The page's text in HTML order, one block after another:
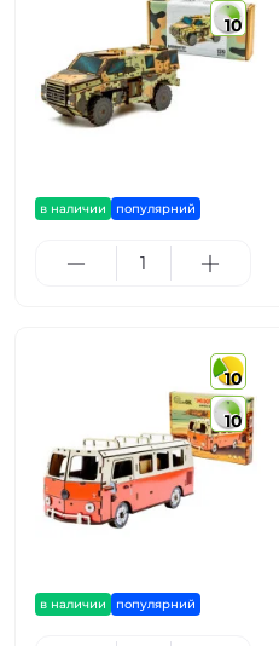
10
в наличии популярний
10
10
в наличии популярний